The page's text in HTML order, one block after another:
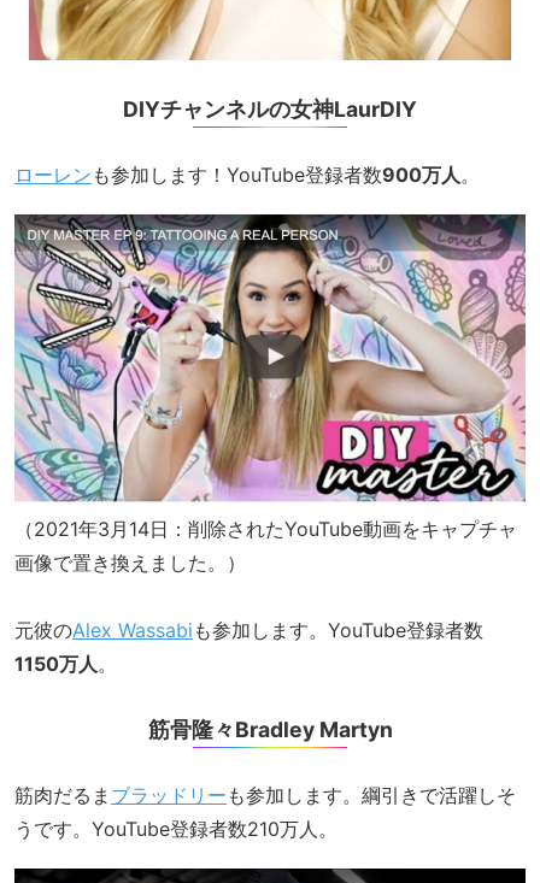
DIYチャンネルの女神LaurDIY
ローレン も参加します！YouTube登録者数900万人 。
（2021年3月14日：削除されたYouTube動画をキャプチャ
画像で置き換えました。）
元彼のAlex Wassabi も参加します。YouTube登録者数
1150万人。
筋骨隆々Bradley Martyn
筋肉だるま ブラッドリー も参加します。綱引きで活躍しそ
うです。YouTube登録者数210万人。